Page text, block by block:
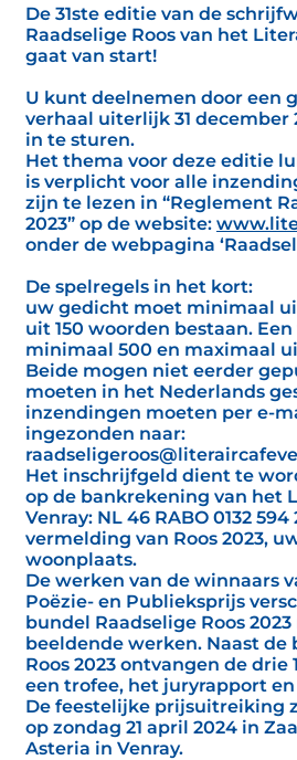
De 31ste editie van de
Raadselige Roos van het
gaat van start!
U kunt deelnemen door een
verhaal uiterlijk 31 december
in te sturen.
Het thema voor deze editie
is verplicht voor alle
zijn te lezen in “Reglement
2023” op de website:
onder de webpagina
De spelregels in het kort:
uw gedicht moet minimaal
uit 150 woorden bestaan.
minimaal 500 en maximaal
Beide mogen niet eerder
moeten in het Nederlands
inzendingen moeten per e-
ingezonden naar:
Het inschrijfgeld dient te
op de bankrekening van het
Venray: NL 46 RABO 0132
vermelding van Roos 2023,
woonplaats.
De werken van de winnaars
Poëzie- en Publieksprijs
bundel Raadselige Roos
beeldende werken. Naast de
Roos 2023 ontvangen de
een trofee, het juryrapport
De feestelijke prijsuitreiking
op zondag 21 april 2024 in
Asteria in Venray.